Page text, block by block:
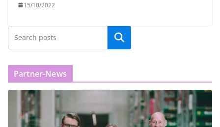
15/10/2022
Partner-News